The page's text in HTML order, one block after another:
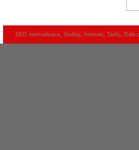
SEO optimalizace Služby, Internet Tarify, Dále